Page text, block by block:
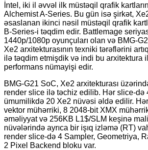
İntel, iki il əvvəl ilk müstəqil qrafik
Alchemist A-Series. Bu gün isə şirkət,
əsaslanan ikinci nəsil müstəqil qrafik
B-Series-i təqdim edir. Battlemage
1440p/1080p oyunçuları olan və BMG-
Xe2 arxitekturasının texniki tərəflərini
ilə təqdim etmişdik və indi bu arxitektura
performans nümayişi edir.
BMG-G21 SoC, Xe2 arxitekturası
render slice ilə təchiz edilib. Hər slice-də
ümumilikdə 20 Xe2 nüvəsi əldə edilir.
vektor mühərriki, 8 2048-bit XMX
əməliyyat və 256KB L1$/SLM keşinə
nüvələrində ayrıca bir işıq izləmə (RT)
render slice-də 4 Sampler, Geometriya,
2 Pixel Backend bloku var.